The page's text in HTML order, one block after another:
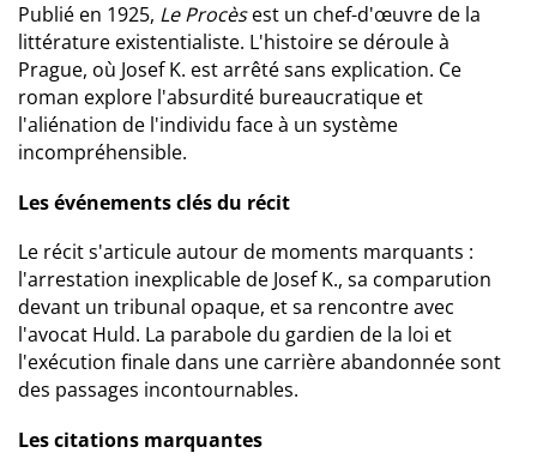
Publié en 1925, Le Procèsest un chef-d'œuvre de la
littérature existentialiste. L'histoire se déroule à
Prague, où Josef K. est arrêté sans explication. Ce
roman explore l'absurdité bureaucratique et
l'aliénation de l'individu face à un système
incompréhensible.
Les événements clés du récit
Le récit s'articule autour de moments marquants :
l'arrestation inexplicable de Josef K., sa comparution
devant un tribunal opaque, et sa rencontre avec
l'avocat Huld. La parabole du gardien de la loi et
l'exécution finale dans une carrière abandonnée sont
des passages incontournables.
Les citations marquantes